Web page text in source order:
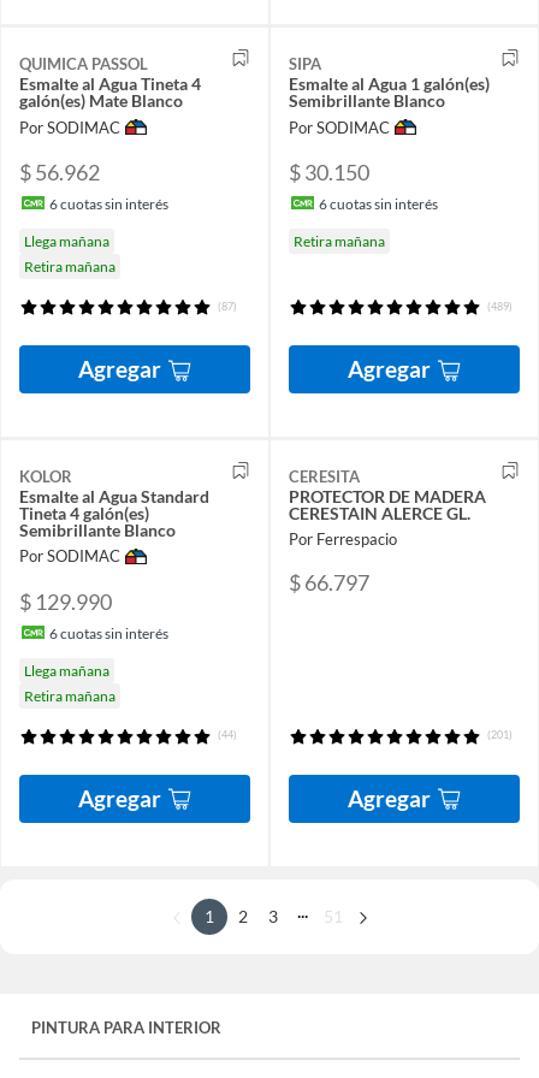
QUIMICA PASSOL
Esmalte al Agua Tineta 4
galón(es) Mate Blanco
Por SODIMAC
$ 56.962
6cuotas sin interés
Llega mañana
Retira mañana
(87)
Agregar
SIPA
Esmalte al Agua 1 galón(es)
Semibrillante Blanco
Por SODIMAC
$ 30.150
6cuotas sin interés
Retira mañana
(489)
Agregar
KOLOR
Esmalte al Agua Standard
Tineta 4 galón(es)
Semibrillante Blanco
Por SODIMAC
$ 129.990
6cuotas sin interés
Llega mañana
Retira mañana
(44)
Agregar
CERESITA
PROTECTOR DE MADERA
CERESTAIN ALERCE GL.
Por Ferrespacio
$ 66.797
(201)
Agregar
1 2 3 ... 51
PINTURA PARA INTERIOR